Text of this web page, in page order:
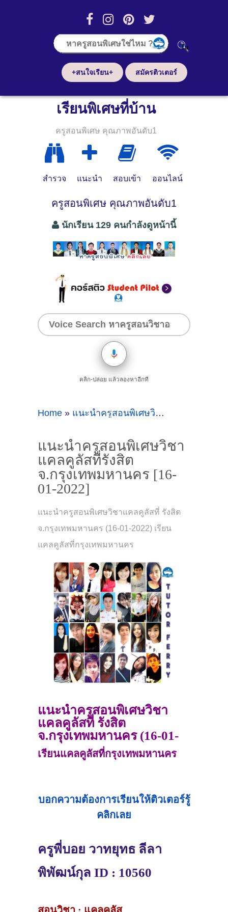
+สนใจเรียน+ สมัครติวเตอร์
เรียนพิเศษที่บ้าน
ครูสอนพิเศษ คุณภาพอันดับ1
สำรวจ แนะนำ สอบเข้า ออนไลน์
ครูสอนพิเศษ คุณภาพอันดับ1
นักเรียน 129 คนกำลังดูหน้านี้
คลิก-ปล่อย แล้วลองหาอีกที
Home » แนะนำครูสอนพิเศษวิชาแคลคูลัสที่รังสิต
แนะนำครูสอนพิเศษวิชา
แคลคูลัสที่รังสิต
จ.กรุงเทพมหานคร [16-
01-2022]
แนะนำครูสอนพิเศษวิชาแคลคูลัสที่ รังสิต
จ.กรุงเทพมหานคร (16-01-2022) เรียน
แคลคูลัสที่กรุงเทพมหานคร
แนะนำครูสอนพิเศษวิชา
แคลคูลัสที่ รังสิต
จ.กรุงเทพมหานคร (16-01-
2022)
เรียนแคลคูลัสที่กรุงเทพมหานคร
บอกความต้องการเรียนให้ติวเตอร์รู้
คลิกเลย
ครูพี่บอย วาทยุทธ ลีลา
พิพัฒน์กุล ID : 10560